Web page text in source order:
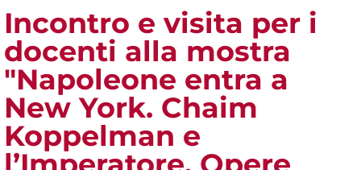
Incontro e visita per i
docenti alla mostra
"Napoleone entra a
New York. Chaim
Koppelman e